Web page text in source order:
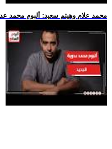
.. محمد علام وهيثم سعيد: ألبوم محمد